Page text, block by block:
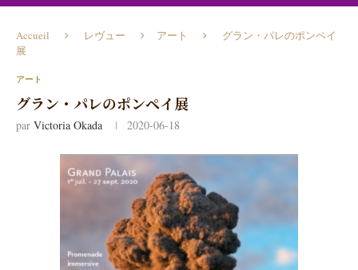
Accueil レヴュー アート
グラン・パレのポンペイ
展
アート
グラン・パレのポンペイ展
par Victoria Okada 2020-06-18